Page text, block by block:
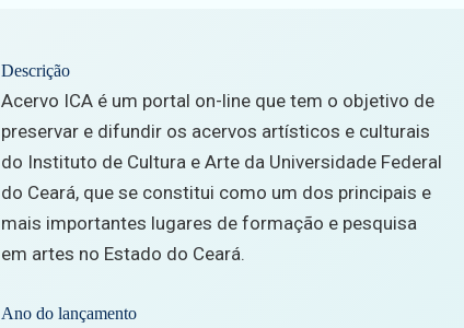
Descrição
Acervo ICA é um portal on-line que tem o objetivo de
preservar e difundir os acervos artísticos e culturais
do Instituto de Cultura e Arte da Universidade Federal
do Ceará, que se constitui como um dos principais e
mais importantes lugares de formação e pesquisa
em artes no Estado do Ceará.
Ano do lançamento